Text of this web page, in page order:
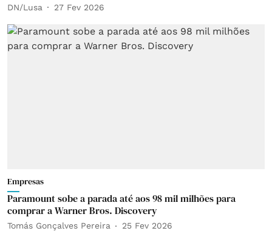
DN/Lusa 27 Fev 2026
Empresas
Paramount sobe a parada até aos 98 mil milhões para
comprar a Warner Bros. Discovery
Tomás Gonçalves Pereira 25 Fev 2026